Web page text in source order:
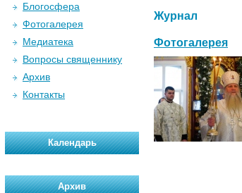
Журнал
Фотогалерея
Блогосфера
Фотогалерея
Медиатека
Вопросы священнику
Архив
Контакты
Календарь
Архив